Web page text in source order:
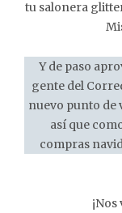
tu salonera
Y de paso
gente del
nuevo punto de
así que
compras